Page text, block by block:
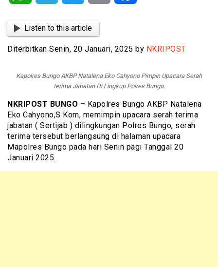
Listen to this article
Diterbitkan Senin, 20 Januari, 2025 by NKRIPOST
Kapolres Bungo AKBP Natalena Eko Cahyono Pimpin Upacara Serah
terima Jabatan Di Lingkup Polres Bungo.
NKRIPOST BUNGO – Kapolres Bungo AKBP Natalena
Eko Cahyono,S Kom, memimpin upacara serah terima
jabatan ( Sertijab ) dilingkungan Polres Bungo, serah
terima tersebut berlangsung di halaman upacara
Mapolres Bungo pada hari Senin pagi Tanggal 20
Januari 2025.